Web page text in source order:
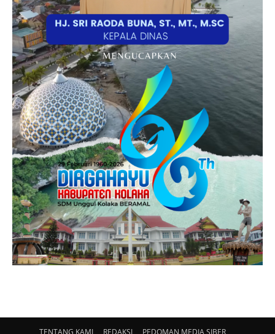
TENTANG KAMI REDAKSI PEDOMAN MEDIA SIBER